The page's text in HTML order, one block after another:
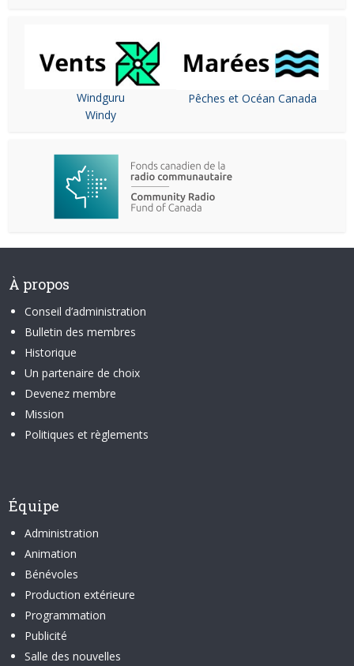
Windguru
Windy
Pêches et Océan Canada
À propos
Conseil d’administration
Bulletin des membres
Historique
Un partenaire de choix
Devenez membre
Mission
Politiques et règlements
Équipe
Administration
Animation
Bénévoles
Production extérieure
Programmation
Publicité
Salle des nouvelles